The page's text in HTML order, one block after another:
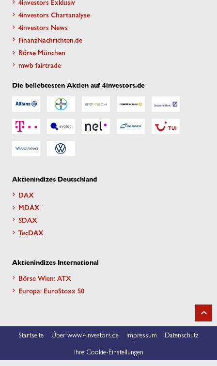
4investors Chartanalyse
4investors News
FinanzNachrichten.de
Börse München
mwb fairtrade
Die beliebtesten Aktien auf 4investors.de
Aktienindizes Deutschland
DAX
MDAX
SDAX
TecDAX
Aktienindizes International
Börse Wien: ATX
Europa: EuroStoxx 50
Startseite Über www.4investors.de Impressum
Datenschutz
Ihre Cookie-Einstellungen